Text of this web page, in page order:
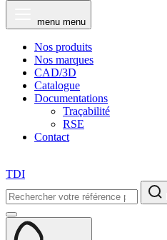
menu menu
Nos produits
Nos marques
CAD/3D
Catalogue
Documentations
Traçabilité
RSE
Contact
TDI